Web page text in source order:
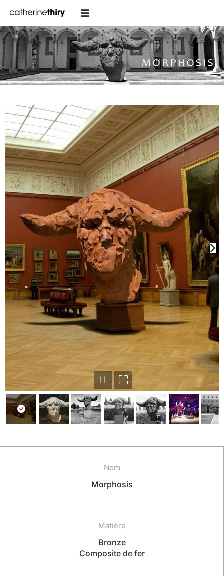
Nom
Morphosis
Matière
Bronze
Composite de fer